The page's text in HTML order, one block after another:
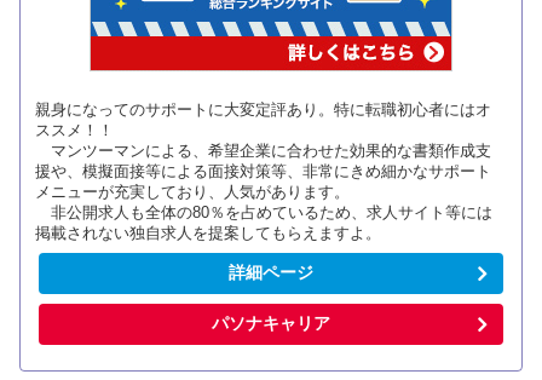
親身になってのサポートに大変定評あり。特に転職初心者にはオ
ススメ！！
マンツーマンによる、希望企業に合わせた効果的な書類作成支
援や、模擬面接等による面接対策等、非常にきめ細かなサポート
メニューが充実しており、人気があります。
非公開求人も全体の80％を占めているため、求人サイト等には
掲載されない独自求人を提案してもらえますよ。
詳細ページ
パソナキャリア